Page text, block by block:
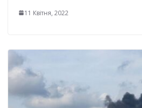
11 Квітня, 2022